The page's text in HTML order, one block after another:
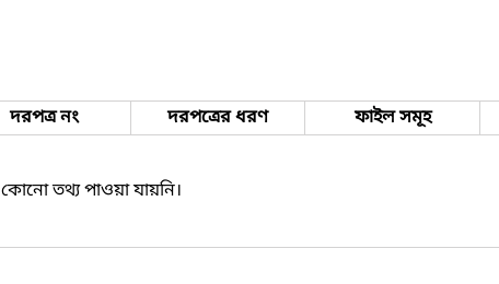
দরপত্র নং দরপত্রের ধরণ ফাইল সমূহ
কোনো তথ্য পাওয়া যায়নি।